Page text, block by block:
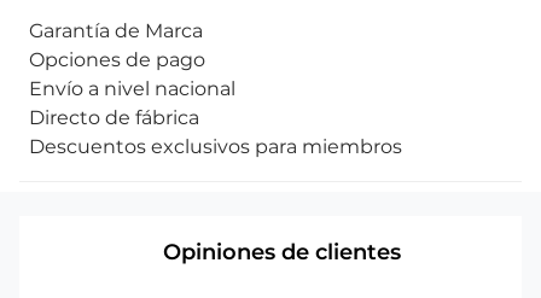
Garantía de Marca
Opciones de pago
Envío a nivel nacional
Directo de fábrica
Descuentos exclusivos para miembros
Opiniones de clientes